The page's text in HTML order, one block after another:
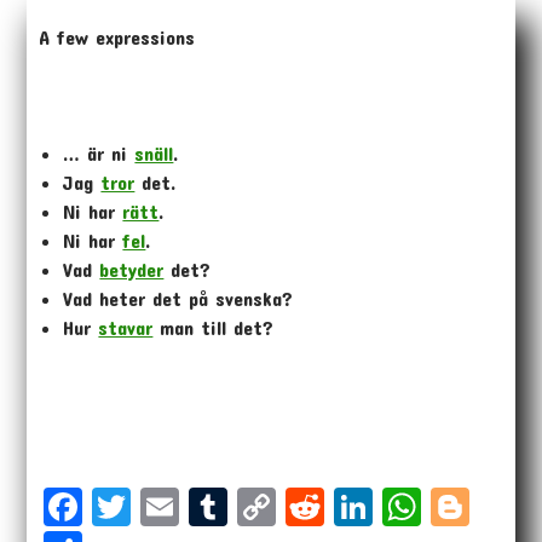
A few expressions
… är ni snäll.
Jag tror det.
Ni har rätt.
Ni harfel.
Vad betyder det?
Vad heter det på svenska?
Hur stavar man till det?
Fa T
E
T
Co Re Li
W